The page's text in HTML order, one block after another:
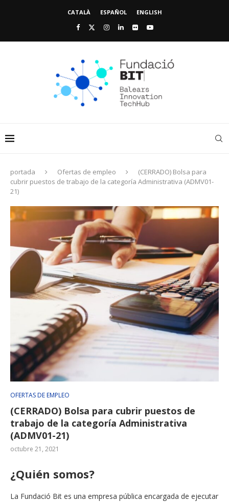
CATALÀ ESPAÑOL ENGLISH
portada Ofertas de empleo
(CERRADO) Bolsa para
cubrir puestos de trabajo de la categoría Administrativa (ADMV01-
21)
OFERTAS DE EMPLEO
(CERRADO) Bolsa para cubrir puestos de
trabajo de la categoría Administrativa
(ADMV01-21)
octubre 21, 2021
¿Quién somos?
La Fundació Bit es una empresa pública encargada de ejecutar